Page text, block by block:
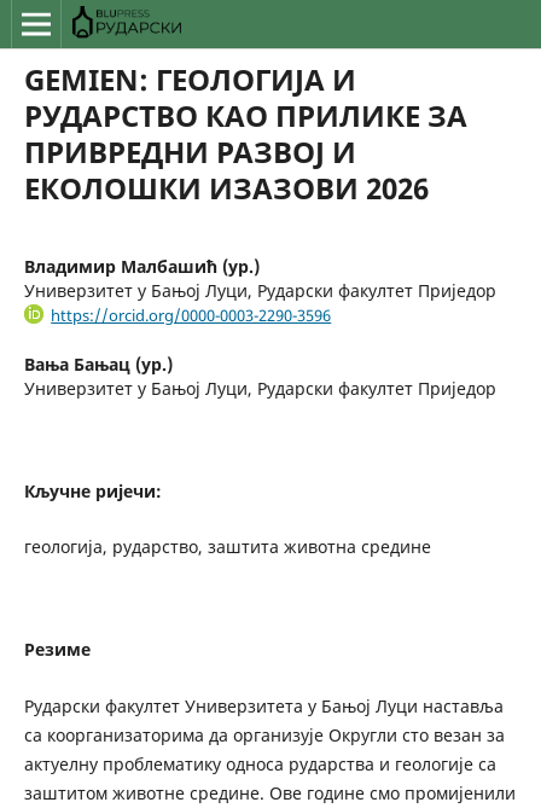
GEMIEN: ГЕОЛОГИЈА И
РУДАРСТВО КАО ПРИЛИКЕ ЗА
ПРИВРЕДНИ РАЗВОЈ И
ЕКОЛОШКИ ИЗАЗОВИ 2026
Владимир Малбашић (ур.)
Универзитет у Бањој Луци, Рударски факултет Приједор
https://orcid.org/0000-0003-2290-3596
Вања Бањац (ур.)
Универзитет у Бањој Луци, Рударски факултет Приједор
Кључне ријечи:
геологија, рударство, заштита животна средине
Резиме
Рударски факултет Универзитета у Бањој Луци наставља
са коорганизаторима да организује Округли сто везан за
актуелну проблематику односа рударства и геологије са
заштитом животне средине. Ове године смо промијенили